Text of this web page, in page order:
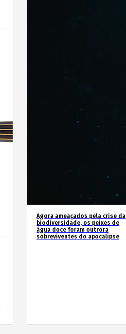
Agora ameaçados pela crise da
biodiversidade, os peixes de
água doce foram outrora
sobreviventes do apocalipse